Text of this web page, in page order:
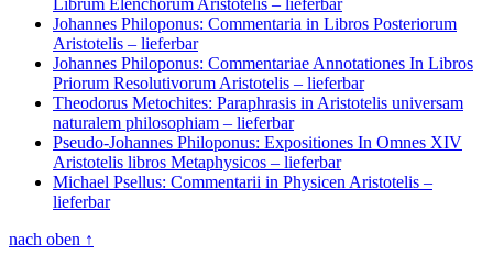
Librum Elenchorum Aristotelis – lieferbar
Johannes Philoponus: Commentaria in Libros Posteriorum
Aristotelis – lieferbar
Johannes Philoponus: Commentariae Annotationes In Libros
Priorum Resolutivorum Aristotelis – lieferbar
Theodorus Metochites: Paraphrasis in Aristotelis universam
naturalem philosophiam – lieferbar
Pseudo-Johannes Philoponus: Expositiones In Omnes XIV
Aristotelis libros Metaphysicos – lieferbar
Michael Psellus: Commentarii in Physicen Aristotelis –
lieferbar
nach oben ↑